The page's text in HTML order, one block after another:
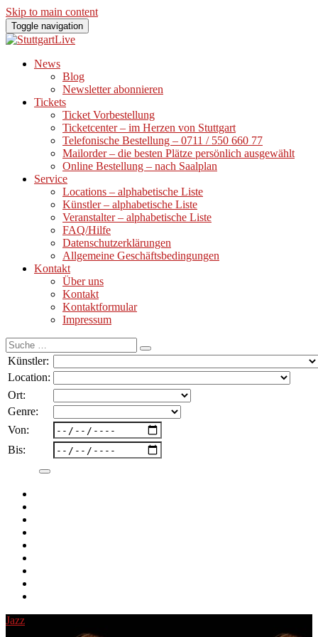
Skip to main content
Toggle navigation
News
Blog
Newsletter abonnieren
Tickets
Ticket Vorbestellung
Ticketcenter – im Herzen von Stuttgart
Telefonische Bestellung – 0711 / 550 660 77
Mailorder – die besten Plätze persönlich ausgewählt
Online Bestellung – nach Saalplan
Service
Locations – alphabetische Liste
Künstler – alphabetische Liste
Veranstalter – alphabetische Liste
FAQ/Hilfe
Datenschutzerklärungen
Allgemeine Geschäftsbedingungen
Kontakt
Über uns
Kontakt
Kontaktformular
Impressum
Suche
nach:
Künstler:
Location:
Ort:
Genre:
Von:
Bis:
Jazz